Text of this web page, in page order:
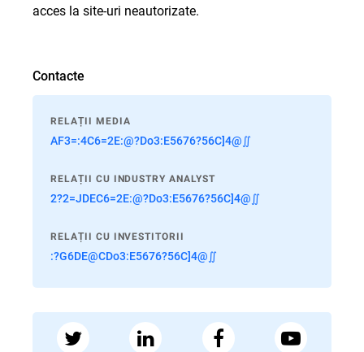
acces la site-uri neautorizate.
Contacte
RELAȚII MEDIA
AF3=:4C6=2E:@?Do3:E5676?56C]4@∬
RELAȚII CU INDUSTRY ANALYST
2?2=JDEC6=2E:@?Do3:E5676?56C]4@∬
RELAȚII CU INVESTITORII
:?G6DE@CDo3:E5676?56C]4@∬